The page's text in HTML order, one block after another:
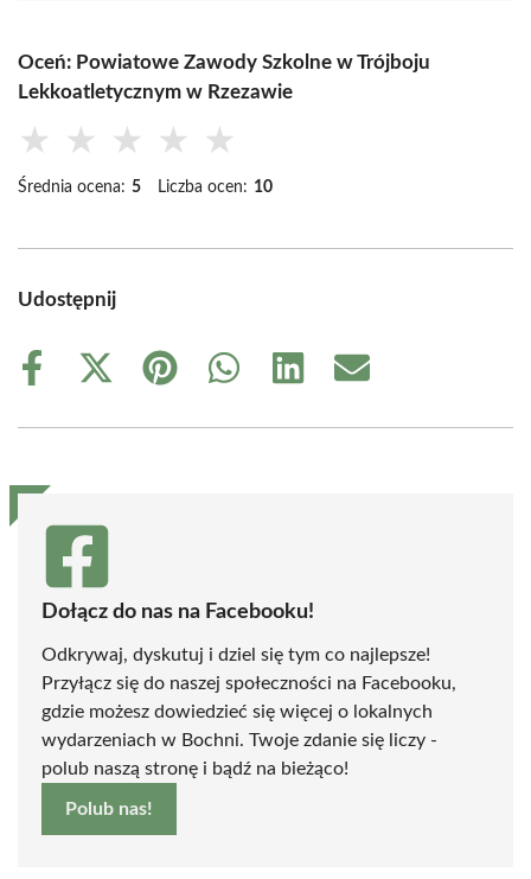
Oceń: Powiatowe Zawody Szkolne w Trójboju
Lekkoatletycznym w Rzezawie
★ ★ ★ ★ ★
Średnia ocena: 5 Liczba ocen: 10
Udostępnij
Share
Share
(Twitter)
Share
Share
Share
Share
Dołącz do nas na Facebooku!
Odkrywaj, dyskutuj i dziel się tym co najlepsze!
Przyłącz się do naszej społeczności na Facebooku,
gdzie możesz dowiedzieć się więcej o lokalnych
wydarzeniach w Bochni. Twoje zdanie się liczy -
polub naszą stronę i bądź na bieżąco!
Polub nas!